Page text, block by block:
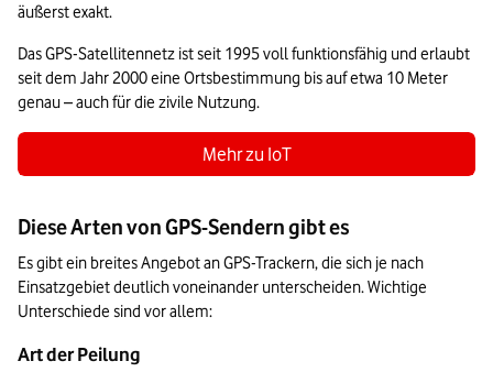
äußerst exakt.
Das GPS-Satellitennetz ist seit 1995 voll funktionsfähig und erlaubt
seit dem Jahr 2000 eine Ortsbestimmung bis auf etwa 10 Meter
genau – auch für die zivile Nutzung.
Mehr zu IoT
Diese Arten von GPS-Sendern gibt es
Es gibt ein breites Angebot an GPS-Trackern, die sich je nach
Einsatzgebiet deutlich voneinander unterscheiden. Wichtige
Unterschiede sind vor allem:
Art der Peilung